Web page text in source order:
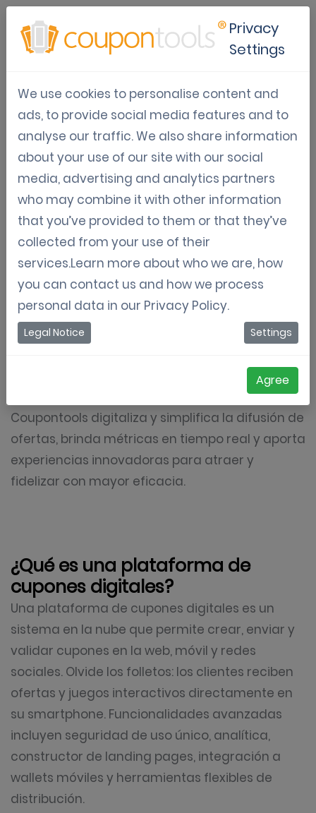
Digital coupon platform
Impulse su negocio con
cupones digitales
Aug 15, 2025
Tom Hendrix
Por qué su empresa necesita una
plataforma de cupones digitales
Diferenciarse y conectar con el cliente exige
soluciones rápidas y eficientes. Los cupones
rastrear bien y muchas veces se pierden u
como
Coupontools digitaliza y simplifica la difusión de
ofertas, brinda métricas en tiempo real y aporta
experiencias innovadoras para atraer y
fidelizar con mayor eficacia.
¿Qué es una plataforma de
cupones digitales?
Una plataforma de cupones digitales es un
sistema en la nube que permite crear, enviar y
validar cupones en la web, móvil y redes
sociales. Olvide los folletos: los clientes reciben
ofertas y juegos interactivos directamente en
su smartphone. Funcionalidades avanzadas
incluyen seguridad de uso único, analítica,
constructor de landing pages, integración a
wallets móviles y herramientas flexibles de
distribución.
Privacy
Settings
We use cookies to personalise content and
ads, to provide social media features and to
analyse our traffic. We also share information
about your use of our site with our social
media, advertising and analytics partners
who may combine it with other information
that you’ve provided to them or that they’ve
collected from your use of their
services.Learn more about who we are, how
you can contact us and how we process
personal data in our Privacy Policy.
Legal Notice Settings
Agree